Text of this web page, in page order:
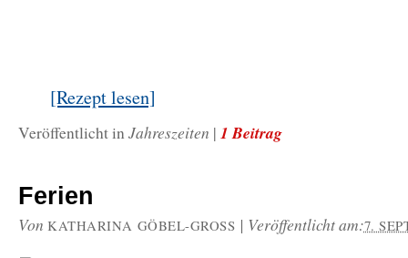
[Rezept lesen]
Veröffentlicht inJahreszeiten | 1 Beitrag
Ferien
Von KATHARINA GÖBEL-GROSS | Veröffentlicht am:7.